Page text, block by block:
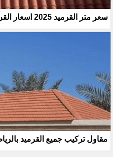
سعر متر القرميد 2025 اسعار القرميد المملكة السعودية
مقاول تركيب جميع القرميد